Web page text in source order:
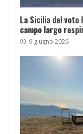
La Sicilia del
campo largo
9 giugno 2026